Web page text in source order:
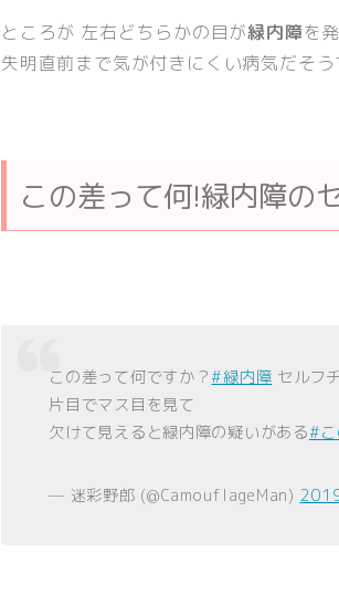
ところが 左右どちらかの目が緑内障を
失明直前まで気が付きにくい病気だそう
この差って何!緑内障の
この差って何ですか？ #緑内障 セルフ
片目でマス目を見て
欠けて見えると緑内障の疑いがある#
— 迷彩野郎 (@CamouflageMan)